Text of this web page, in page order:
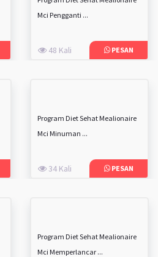
Mci Pengganti ...
48 Kali PESAN
Program Diet Sehat Mealionaire
Mci Minuman ...
34 Kali PESAN
Program Diet Sehat Mealionaire
Mci Memperlancar ...